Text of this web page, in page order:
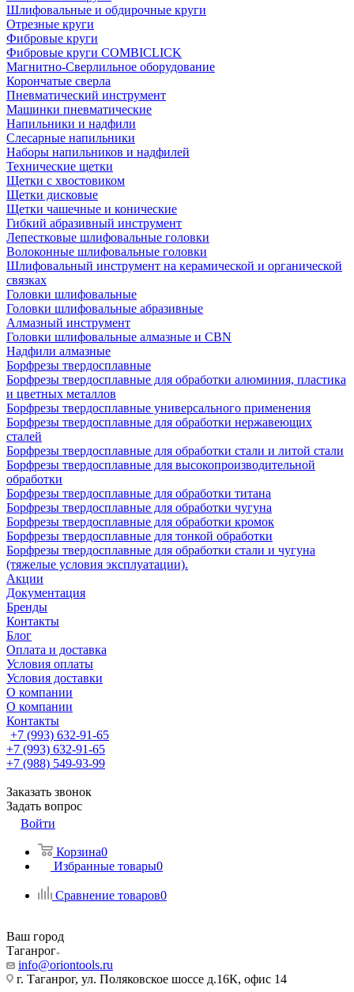
Шлифовальные и обдирочные круги
Отрезные круги
Фибровые круги
Фибровые круги COMBICLICK
Магнитно-Сверлильное оборудование
Корончатые сверла
Пневматический инструмент
Машинки пневматические
Напильники и надфили
Слесарные напильники
Наборы напильников и надфилей
Технические щетки
Щетки с хвостовиком
Щетки дисковые
Щетки чашечные и конические
Гибкий абразивный инструмент
Лепестковые шлифовальные головки
Волоконные шлифовальные головки
Шлифовальный инструмент на керамической и органической
связках
Головки шлифовальные
Головки шлифовальные абразивные
Алмазный инструмент
Головки шлифовальные алмазные и CBN
Надфили алмазные
Борфрезы твердосплавные
Борфрезы твердосплавные для обработки алюминия, пластика
и цветных металлов
Борфрезы твердосплавные универсального применения
Борфрезы твердосплавные для обработки нержавеющих
сталей
Борфрезы твердосплавные для обработки стали и литой стали
Борфрезы твердосплавные для высокопроизводительной
обработки
Борфрезы твердосплавные для обработки титана
Борфрезы твердосплавные для обработки чугуна
Борфрезы твердосплавные для обработки кромок
Борфрезы твердосплавные для тонкой обработки
Борфрезы твердосплавные для обработки стали и чугуна
(тяжелые условия эксплуатации).
Акции
Документация
Бренды
Контакты
Блог
Оплата и доставка
Условия оплаты
Условия доставки
О компании
О компании
Контакты
+7 (993) 632-91-65
+7 (993) 632-91-65
+7 (988) 549-93-99
Заказать звонок
Задать вопрос
Войти
Корзина0
Избранные товары0
Сравнение товаров0
Ваш город
Таганрог
info@oriontools.ru
г. Таганрог, ул. Поляковское шоссе д.16К, офис 14